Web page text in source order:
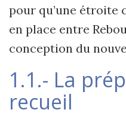
pour qu’une étroite
en place entre
conception du
1.1.- La
recueil